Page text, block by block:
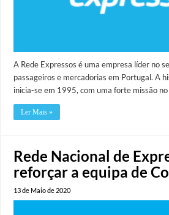
A Rede Expressos é uma empresa líder no
passageiros e mercadorias em Portugal. A
inicia-se em 1995, com uma forte missão
Ler Mais »
Rede Nacional de
reforçar a equipa de
13 de Maio de 2020